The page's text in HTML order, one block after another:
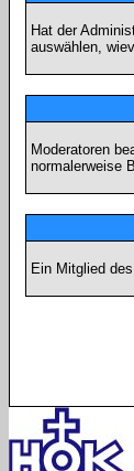
Hat der
auswählen,
Moderatoren
normalerweise
Ein Mitglied